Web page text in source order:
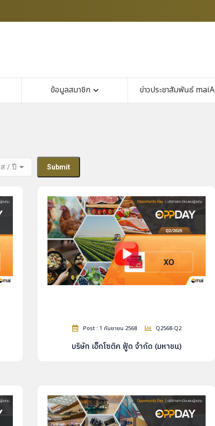
ข้อมูลสมาชิก ข่าวประชาสัมพันธ์ maiA
Post : 1 กันยายน 2568 Q2568-Q2
บริษัท เอ็กโซติค ฟู้ด จำกัด (มหาชน)